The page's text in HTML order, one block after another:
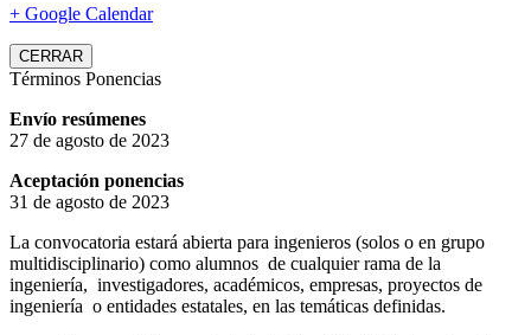
+ Google Calendar
CERRAR
Términos Ponencias
Envío resúmenes
27 de agosto de 2023
Aceptación ponencias
31 de agosto de 2023
La convocatoria estará abierta para ingenieros (solos o en grupo
multidisciplinario) como alumnos de cualquier rama de la
ingeniería, investigadores, académicos, empresas, proyectos de
ingeniería o entidades estatales, en las temáticas definidas.